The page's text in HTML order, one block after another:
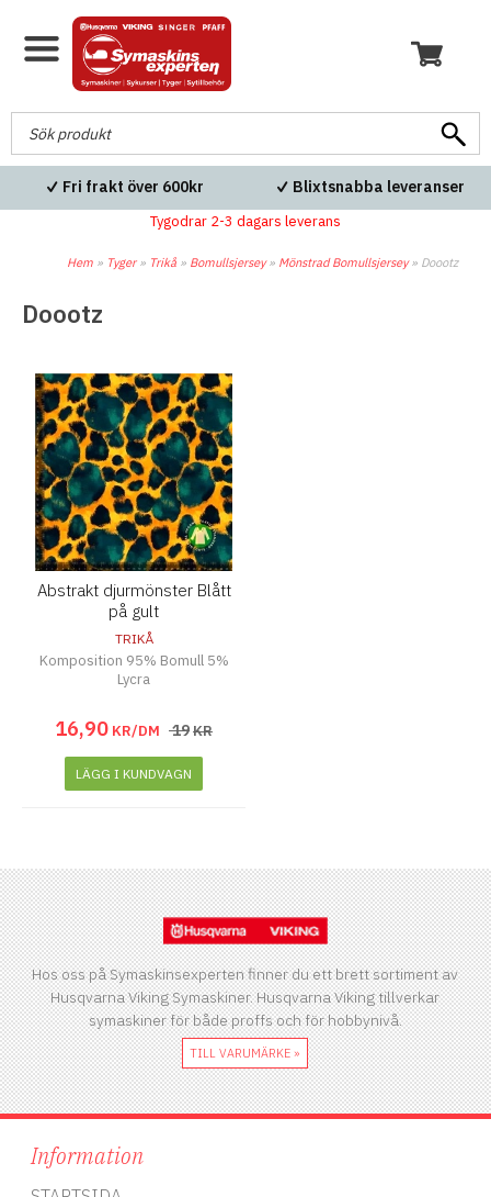
Fri frakt över 600kr Blixtsnabba leveranser
Tygodrar 2-3 dagars leverans
Hem » Tyger» Trikå » Bomullsjersey» Mönstrad Bomullsjersey» Doootz
Doootz
Abstrakt djurmönster Blått
på gult
TRIKÅ
Komposition 95% Bomull 5%
Lycra
16,90 KR/DM 19KR
LÄGG I KUNDVAGN
Hos oss på Symaskinsexperten finner du ett brett sortiment av
Husqvarna Viking Symaskiner. Husqvarna Viking tillverkar
symaskiner för både proffs och för hobbynivå.
TILL VARUMÄRKE »
Information